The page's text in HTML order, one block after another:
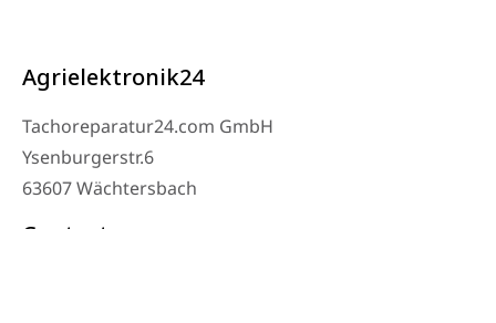
Agrielektronik24
Tachoreparatur24.com GmbH
Ysenburgerstr.6
63607 Wächtersbach
Contact